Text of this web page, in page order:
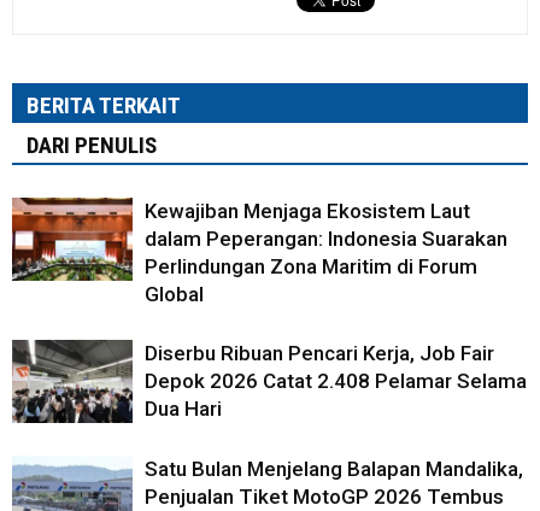
BERITA TERKAIT
DARI PENULIS
Kewajiban Menjaga Ekosistem Laut
dalam Peperangan: Indonesia Suarakan
Perlindungan Zona Maritim di Forum
Global
Diserbu Ribuan Pencari Kerja, Job Fair
Depok 2026 Catat 2.408 Pelamar Selama
Dua Hari
Satu Bulan Menjelang Balapan Mandalika,
Penjualan Tiket MotoGP 2026 Tembus